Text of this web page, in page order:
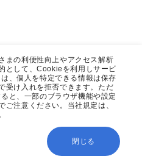
まの利便性向上やアクセス解析
として、Cookieを利用しサービ
、個人を特定できる情報は保存
受け入れを拒否できます。ただ
と、一部のブラウザ機能や設定
ご注意ください。当社規定は、
閉じる